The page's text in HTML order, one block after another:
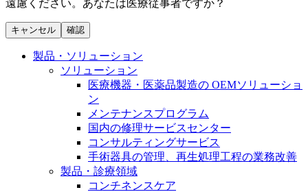
製品・診療領域
膝関節の構造とその疾患
身体の中で最も大きい関節である膝関節。日常の生活
を支える、その機能や特徴とは？傷めてしまった場合
には、どのような治療の選択肢があるのでしょう。
採用情報
ビー・ブラウンエースクラッﾌﾟで新たな可能性を見つ
けませんか？現在募集中のポジションをご覧いただけ
ます。
医療従事者さま向けニュース
会社
私たちの責任
ニューススペース
遠慮ください。あなたは医療従事者ですか？
キャンセル 確認
製品・ソリューション
ソリューション
医療機器・医薬品製造の OEMソリューショ
ン
メンテナンスプログラム
国内の修理サービスセンター
コンサルティングサービス
手術器具の管理、再生処理工程の業務改善
製品・診療領域
コンチネンスケア